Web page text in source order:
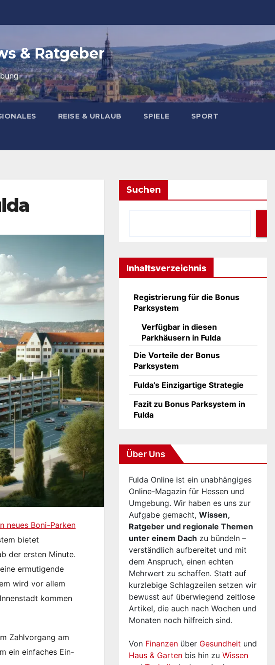
& Ratgeber
REISE & URLAUB SPIELE SPORT
neues Boni-Parken
bietet
der ersten Minute.
ermutigende
wird vor allem
kommen
Zahlvorgang am
ein einfaches Ein-
Suchen
Inhaltsverzeichnis
Registrierung für die Bonus
Parksystem
Verfügbar in diesen
Parkhäusern in Fulda
Die Vorteile der Bonus
Parksystem
Fulda’s Einzigartige Strategie
Fazit zu Bonus Parksystem in
Fulda
Über Uns
Fulda Online ist ein unabhängiges
Online-Magazin für Hessen und
Umgebung. Wir haben es uns zur
Aufgabe gemacht, Wissen,
Ratgeber und regionale Themen
unter einem Dach zu bündeln –
verständlich aufbereitet und mit
dem Anspruch, einen echten
Mehrwert zu schaffen. Statt auf
kurzlebige Schlagzeilen setzen wir
bewusst auf überwiegend zeitlose
Artikel, die auch nach Wochen und
Monaten noch hilfreich sind.
Von Finanzen über Gesundheit und
Haus & Garten bis hin zu Wissen